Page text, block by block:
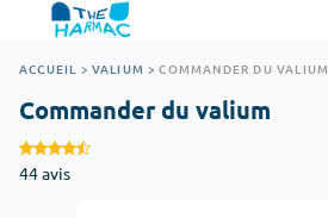
ACCUEIL > VALIUM > COMMANDER DU VALIUM
Commander du valium
44 avis